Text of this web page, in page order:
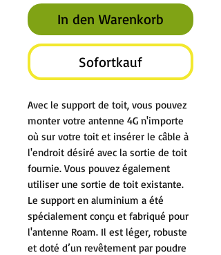
In den Warenkorb
Sofortkauf
Avec le support de toit, vous pouvez
monter votre antenne 4G n'importe
où sur votre toit et insérer le câble à
l'endroit désiré avec la sortie de toit
fournie. Vous pouvez également
utiliser une sortie de toit existante.
Le support en aluminium a été
spécialement conçu et fabriqué pour
l'antenne Roam. Il est léger, robuste
et doté d’un revêtement par poudre